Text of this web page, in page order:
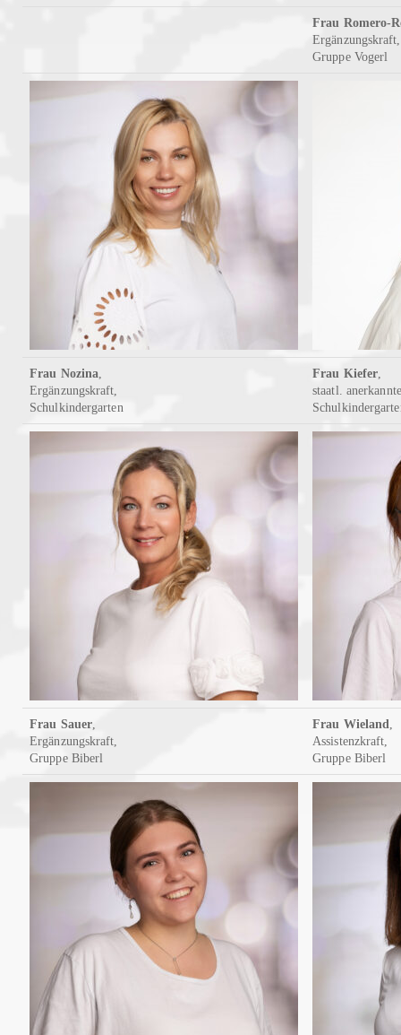
Frau Romero-
Ergänzungskraft,
Gruppe Vogerl
Frau Nozina,
Ergänzungskraft,
Schulkindergarten
Frau Kiefer,
staatl.
Frau Sauer,
Ergänzungskraft,
Gruppe Biberl
Frau Wieland,
Assistenzkraft,
Gruppe Biberl